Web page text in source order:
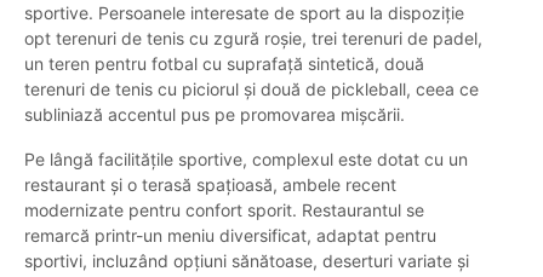
sportive. Persoanele interesate de sport au la dispoziție
opt terenuri de tenis cu zgură roșie, trei terenuri de padel,
un teren pentru fotbal cu suprafață sintetică, două
terenuri de tenis cu piciorul și două de pickleball, ceea ce
subliniază accentul pus pe promovarea mișcării.
Pe lângă facilitățile sportive, complexul este dotat cu un
restaurant și o terasă spațioasă, ambele recent
modernizate pentru confort sporit. Restaurantul se
remarcă printr-un meniu diversificat, adaptat pentru
sportivi, incluzând opțiuni sănătoase, deserturi variate și